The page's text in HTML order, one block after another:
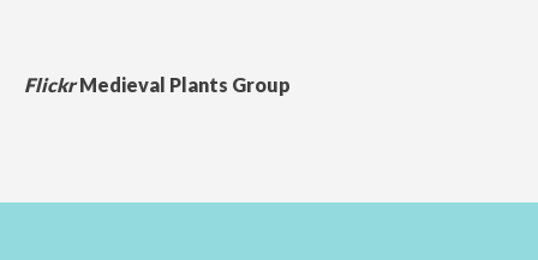
FlickrMedieval Plants Group